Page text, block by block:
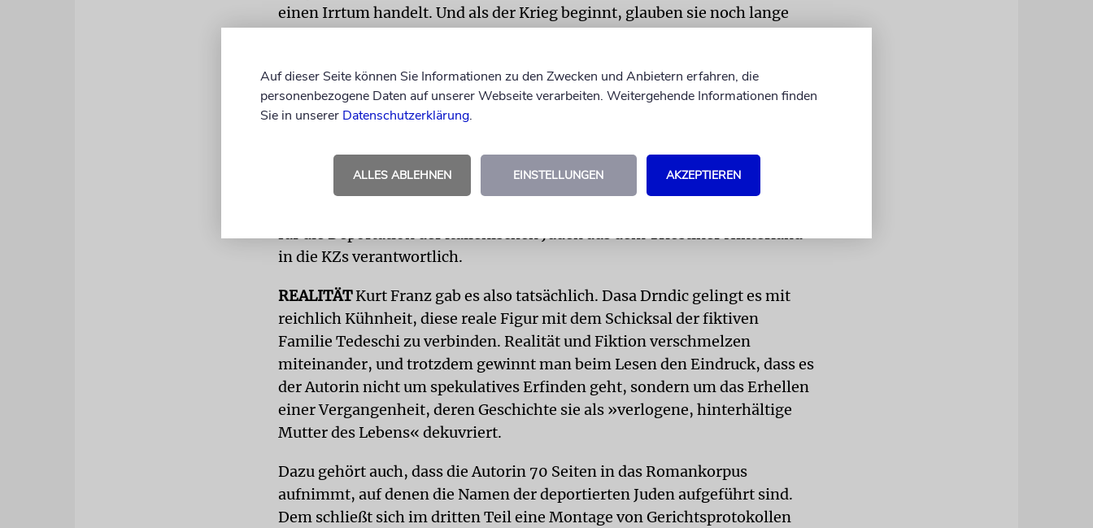
einen Irrtum handelt. Und als der Krieg beginnt, glauben sie noch lange
Repräsentanten der italienischen Besatzungsmacht. Am Schluss landen sie
alle wieder in Gorizia.
in die KZs verantwortlich.
REALITÄTKurt Franz gab es also tatsächlich. Dasa Drndic gelingt es mit
reichlich Kühnheit, diese reale Figur mit dem Schicksal der fiktiven
Familie Tedeschi zu verbinden. Realität und Fiktion verschmelzen
miteinander, und trotzdem gewinnt man beim Lesen den Eindruck, dass es
der Autorin nicht um spekulatives Erfinden geht, sondern um das Erhellen
einer Vergangenheit, deren Geschichte sie als »verlogene, hinterhältige
Mutter des Lebens« dekuvriert.
Dazu gehört auch, dass die Autorin 70 Seiten in das Romankorpus
aufnimmt, auf denen die Namen der deportierten Juden aufgeführt sind.
Dem schließt sich im dritten Teil eine Montage von Gerichtsprotokollen
Auf dieser Seite können Sie Informationen zu den Zwecken und Anbietern erfahren, die
personenbezogene Daten auf unserer Webseite verarbeiten. Weitergehende Informationen finden
Sie in unserer Datenschutzerklärung.
ALLES ABLEHNEN EINSTELLUNGEN AKZEPTIEREN